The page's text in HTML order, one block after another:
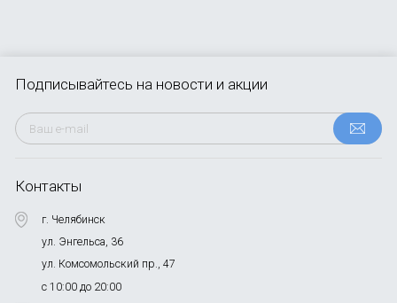
Контакты
г. Челябинск
ул. Энгельса, 36
ул. Комсомольский пр., 47
с 10:00 до 20:00
Подписывайтесь на новости и акции